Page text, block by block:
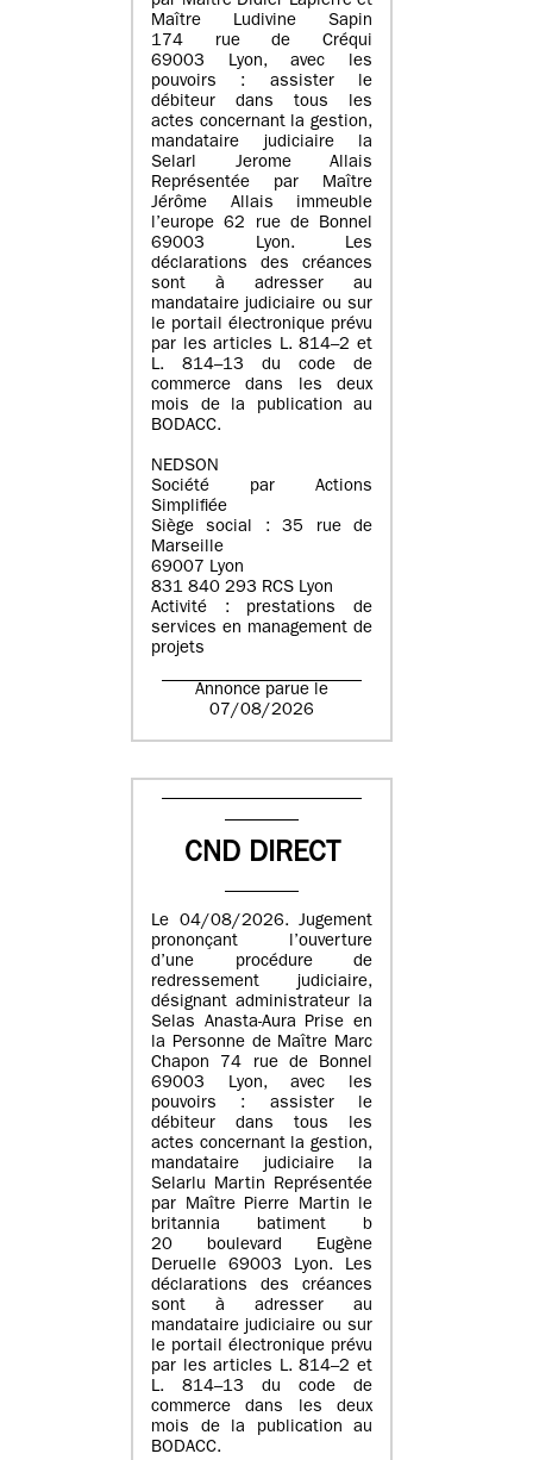
Maître Ludivine Sapin
174 rue de Créqui
69003 Lyon, avec les
pouvoirs : assister le
débiteur dans tous les
actes concernant la gestion,
mandataire judiciaire la
Selarl Jerome Allais
Représentée par Maître
Jérôme Allais immeuble
l’europe 62 rue de Bonnel
69003 Lyon. Les
déclarations des créances
sont à adresser au
mandataire judiciaire ou sur
le portail électronique prévu
par les articles L. 814–2 et
L. 814–13 du code de
commerce dans les deux
mois de la publication au
BODACC.
NEDSON
Société par Actions
Simplifiée
Siège social : 35 rue de
Marseille
69007 Lyon
831 840 293 RCS Lyon
Activité : prestations de
services en management de
projets
Annonce parue le
07/08/2026
CND DIRECT
Le 04/08/2026. Jugement
prononçant l’ouverture
d’une procédure de
redressement judiciaire,
désignant administrateur la
Selas Anasta-Aura Prise en
la Personne de Maître Marc
Chapon 74 rue de Bonnel
69003 Lyon, avec les
pouvoirs : assister le
débiteur dans tous les
actes concernant la gestion,
mandataire judiciaire la
Selarlu Martin Représentée
par Maître Pierre Martin le
britannia batiment b
20 boulevard Eugène
Deruelle 69003 Lyon. Les
déclarations des créances
sont à adresser au
mandataire judiciaire ou sur
le portail électronique prévu
par les articles L. 814–2 et
L. 814–13 du code de
commerce dans les deux
mois de la publication au
BODACC.